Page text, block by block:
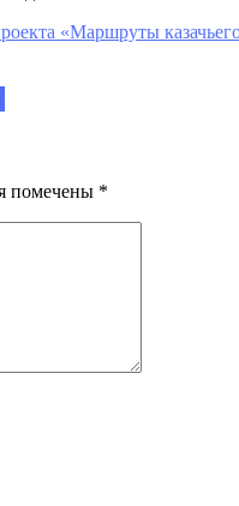
«Маршруты
помечены *